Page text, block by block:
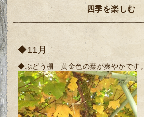
四季を楽しむ
◆11月
◆ぶどう棚 黄金色の葉が爽やかです。